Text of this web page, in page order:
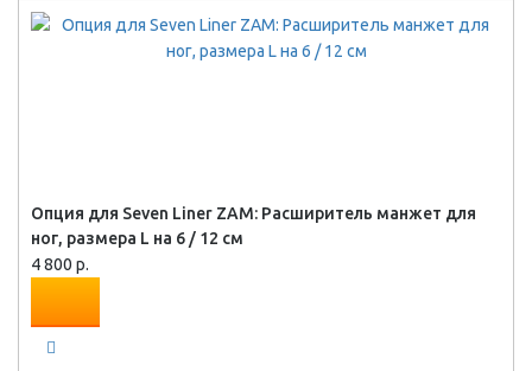
Опция для Seven Liner ZAM: Расширитель манжет для
ног, размера L на 6 / 12 см
4 800 р.